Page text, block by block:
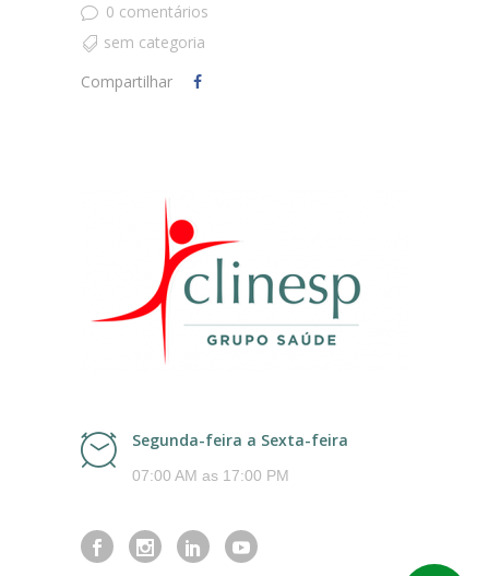
0 comentários
sem categoria
Compartilhar
Segunda-feira a Sexta-feira
07:00 AM as 17:00 PM